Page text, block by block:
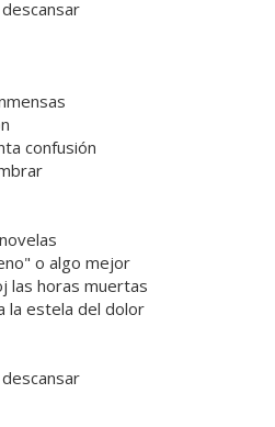
confusión
o algo mejor
las horas muertas
la estela del dolor